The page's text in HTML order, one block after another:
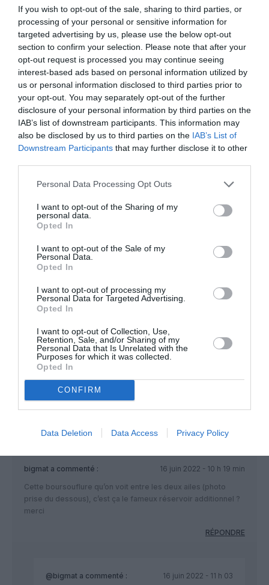
If you wish to opt-out of the sale, sharing to third parties, or
processing of your personal or sensitive information for
targeted advertising by us, please use the below opt-out
section to confirm your selection. Please note that after your
opt-out request is processed you may continue seeing
interest-based ads based on personal information utilized by
us or personal information disclosed to third parties prior to
your opt-out. You may separately opt-out of the further
disclosure of your personal information by third parties on the
IAB’s list of downstream participants. This information may
also be disclosed by us to third parties on the IAB’s List of
Downstream Participants that may further disclose it to other
Personal Data Processing Opt Outs
I want to opt-out of the Sharing of my
personal data.
Opted In
I want to opt-out of the Sale of my
Personal Data.
Opted In
I want to opt-out of processing my
Personal Data for Targeted Advertising.
Opted In
I want to opt-out of Collection, Use,
Retention, Sale, and/or Sharing of my
Personal Data that Is Unrelated with the
Purposes for which it was collected.
Opted In
CONFIRM
Data Deletion Data Access Privacy Policy
RÉPONDRE
Bencello a commenté :
16 juin 2022 - 10 h 31
min
Merci pour les infos.
Sauf erreur, les A220 (ex C-series) resteront avec
une immatriculation canadienne.
RÉPONDRE
min
Les essais se font effectivement à Toulouse pour
les prototypes en développement. L’immatriculation
n’est pas vraiment une bonne indication ici. Les
portaient une immatriculation allemande et faisait
leur essais à Toulouse. A321 D-AVXB et A319 D-
Hambourg-Toulouse)
Bencelloa commenté :
J’ai beaucoup de mal à lire le “XLR” sur le plan de vol
Flightradar ?
bigmat a commenté :
16 juin 2022 - 10 h 19 min
Cette boursouflure qu’on voit entre les deux ailes (photo
prise du dessous), c’est ça le fameux réservoir additionnel ?
merci
RÉPONDRE
@bigmat a commenté :
16 juin 2022 - 11 h 03